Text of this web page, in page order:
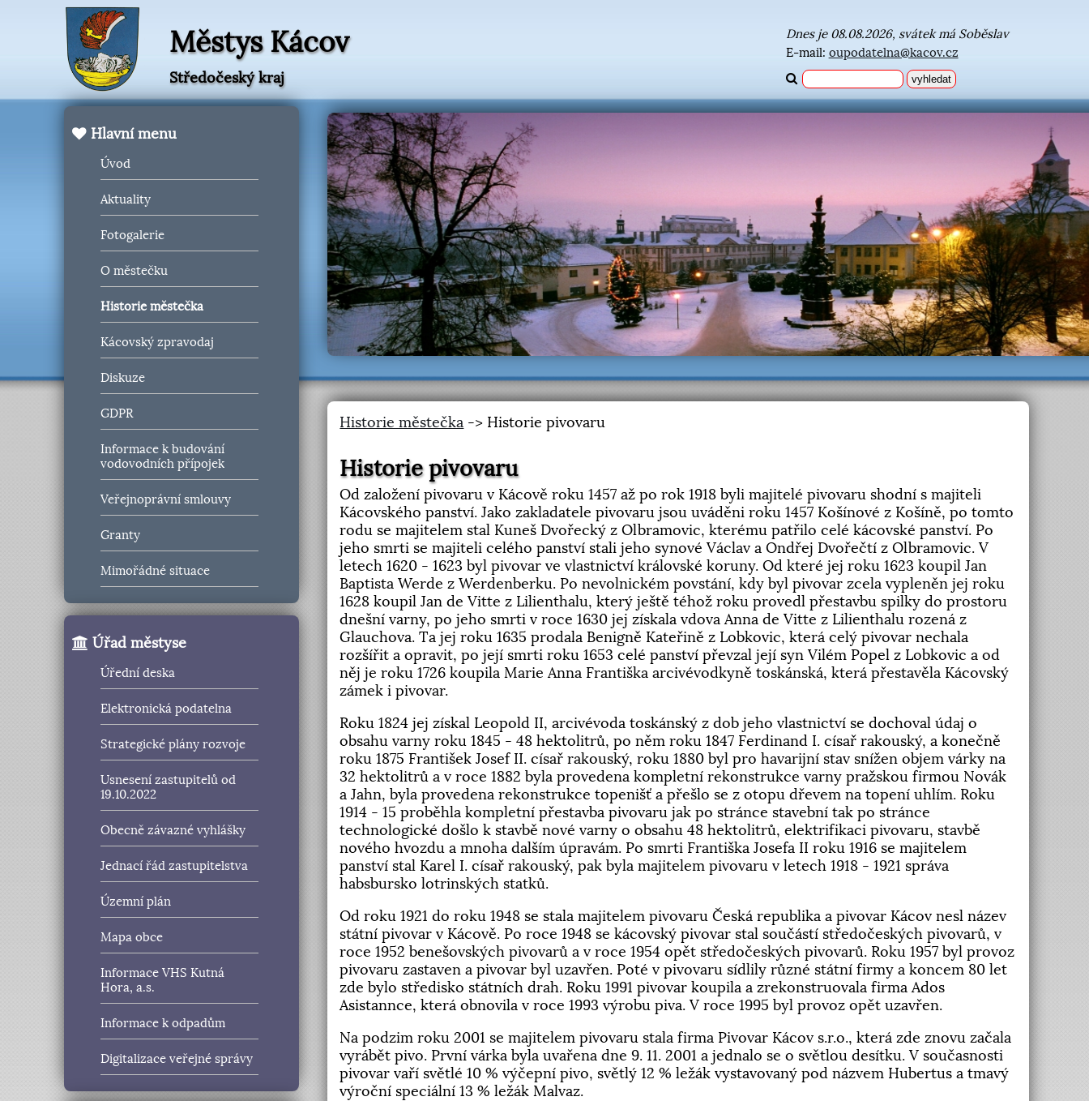
Městys Kácov
Středočeský kraj
Dnes je 08.08.2026, svátek má Soběslav
E-mail: oupodatelna@kacov.cz
Hlavní menu
Úvod
Aktuality
Fotogalerie
O městečku
Historie městečka
Kácovský zpravodaj
Diskuze
GDPR
Informace k budování
vodovodních přípojek
Veřejnoprávní smlouvy
Granty
Mimořádné situace
Úřad městyse
Úřední deska
Elektronická podatelna
Strategické plány rozvoje
Usnesení zastupitelů od
19.10.2022
Obecně závazné vyhlášky
Jednací řád zastupitelstva
Územní plán
Mapa obce
Informace VHS Kutná
Hora, a.s.
Informace k odpadům
Digitalizace veřejné správy
Historie městečka -> Historie pivovaru
Historie pivovaru
Od založení pivovaru v Kácově roku 1457 až po rok 1918 byli majitelé pivovaru shodní s majiteli
Kácovského panství. Jako zakladatele pivovaru jsou uváděni roku 1457 Košínové z Košíně, po tomto
rodu se majitelem stal Kuneš Dvořecký z Olbramovic, kterému patřilo celé kácovské panství. Po
jeho smrti se majiteli celého panství stali jeho synové Václav a Ondřej Dvořečtí z Olbramovic. V
letech 1620 - 1623 byl pivovar ve vlastnictví královské koruny. Od které jej roku 1623 koupil Jan
Baptista Werde z Werdenberku. Po nevolnickém povstání, kdy byl pivovar zcela vypleněn jej roku
1628 koupil Jan de Vitte z Lilienthalu, který ještě téhož roku provedl přestavbu spilky do prostoru
dnešní varny, po jeho smrti v roce 1630 jej získala vdova Anna de Vitte z Lilienthalu rozená z
Glauchova. Ta jej roku 1635 prodala Benigně Kateřině z Lobkovic, která celý pivovar nechala
rozšířit a opravit, po její smrti roku 1653 celé panství převzal její syn Vilém Popel z Lobkovic a od
něj je roku 1726 koupila Marie Anna Františka arcivévodkyně toskánská, která přestavěla Kácovský
zámek i pivovar.
Roku 1824 jej získal Leopold II, arcivévoda toskánský z dob jeho vlastnictví se dochoval údaj o
obsahu varny roku 1845 - 48 hektolitrů, po něm roku 1847 Ferdinand I. císař rakouský, a konečně
roku 1875 František Josef II. císař rakouský, roku 1880 byl pro havarijní stav snížen objem várky na
32 hektolitrů a v roce 1882 byla provedena kompletní rekonstrukce varny pražskou firmou Novák
a Jahn, byla provedena rekonstrukce topenišť a přešlo se z otopu dřevem na topení uhlím. Roku
1914 - 15 proběhla kompletní přestavba pivovaru jak po stránce stavební tak po stránce
technologické došlo k stavbě nové varny o obsahu 48 hektolitrů, elektrifikaci pivovaru, stavbě
nového hvozdu a mnoha dalším úpravám. Po smrti Františka Josefa II roku 1916 se majitelem
panství stal Karel I. císař rakouský, pak byla majitelem pivovaru v letech 1918 - 1921 správa
habsbursko lotrinských statků.
Od roku 1921 do roku 1948 se stala majitelem pivovaru Česká republika a pivovar Kácov nesl název
státní pivovar v Kácově. Po roce 1948 se kácovský pivovar stal součástí středočeských pivovarů, v
roce 1952 benešovských pivovarů a v roce 1954 opět středočeských pivovarů. Roku 1957 byl provoz
pivovaru zastaven a pivovar byl uzavřen. Poté v pivovaru sídlily různé státní firmy a koncem 80 let
zde bylo středisko státních drah. Roku 1991 pivovar koupila a zrekonstruovala firma Ados
Asistannce, která obnovila v roce 1993 výrobu piva. V roce 1995 byl provoz opět uzavřen.
Na podzim roku 2001 se majitelem pivovaru stala firma Pivovar Kácov s.r.o., která zde znovu začala
vyrábět pivo. První várka byla uvařena dne 9. 11. 2001 a jednalo se o světlou desítku. V současnosti
pivovar vaří světlé 10 % výčepní pivo, světlý 12 % ležák vystavovaný pod názvem Hubertus a tmavý
výroční speciální 13 % ležák Malvaz.